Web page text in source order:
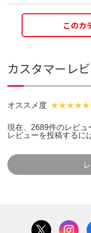
このカ
カスタマーレ
オススメ度
現在、2689件のレビュ
レビューを投稿するに